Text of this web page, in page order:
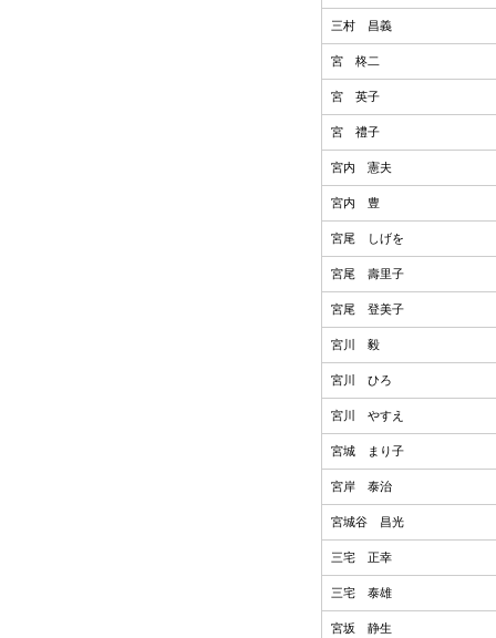
三村 昌義
宮 柊二
宮 英子
宮 禮子
宮内 憲夫
宮内 豊
宮尾 しげを
宮尾 壽里子
宮尾 登美子
宮川 毅
宮川 ひろ
宮川 やすえ
宮城 まり子
宮岸 泰治
宮城谷 昌光
三宅 正幸
三宅 泰雄
宮坂 静生